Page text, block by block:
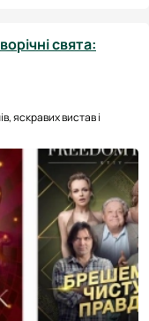
свята:
яскравих вистав і